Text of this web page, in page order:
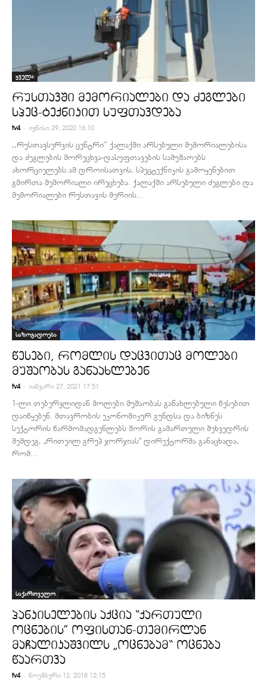
ყველა
რუსთავში მემორიალები და ძეგლები
სპეც-ტექნიკით სუფთავდება
tv4 - ივნისი 29, 2020 16:10
,,რუსთავსერვის ცენტრი’’ ქალაქში არსებული მემორიალებისა
და ძეგლების მორეცხვა-დასუფთავების სამუშაოებს
ახორციელებს.ამ დროისათვის, სპეცტექნიკის გამოყენებით
გმირთა მემორიალი ირეცხება. ქალაქში არსებული ძეგლები და
მემორიალები რუსთავის მერიის...
საზოგადოება
წესები, რომლის დაცვითაც მოლები
მუშაობას განაახლებენ
tv4 - იანვარი 27, 2021 17:51
1-ლი თებერვლიდან მოლები მუშაობას განახლებული წესებით
დაიწყებენ. მთავრობის ეკონომიკურ გუნდსა და ბიზნეს
სექტორის წარმომადგენლებს შორის გამართული შეხვედრის
შემდეგ, „რითეილ გრუპ ჯორჯიას“ დირექტორმა განაცხადა,
რომ...
საქართველო
პანკისელების აქცია “ქართული
ოცნების” ოფისთან-თემირლან
მაჩალიკაშვილს „ოცნებამ“ ოცნება
წაართვა
tv4 - ნოემბერი 12, 2018 12:15